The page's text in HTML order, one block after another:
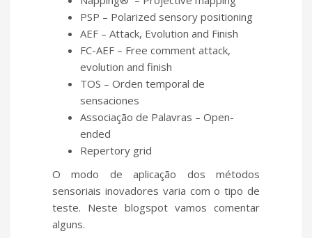
PSP – Polarized sensory positioning
AEF – Attack, Evolution and Finish
FC-AEF – Free comment attack,
evolution and finish
TOS – Orden temporal de
sensaciones
Associação de Palavras – Open-
ended
Repertory grid
O modo de aplicação dos métodos
sensoriais inovadores varia com o tipo de
teste. Neste blogspot vamos comentar
alguns.